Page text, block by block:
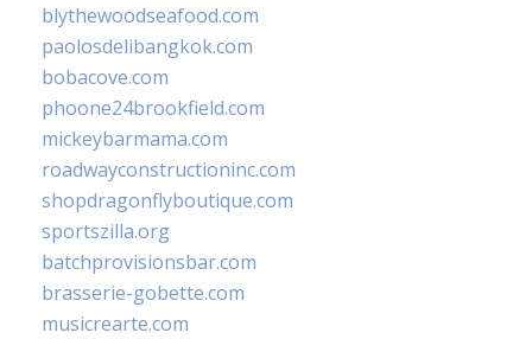
blythewoodseafood.com
paolosdelibangkok.com
bobacove.com
phoone24brookfield.com
mickeybarmama.com
roadwayconstructioninc.com
shopdragonflyboutique.com
sportszilla.org
batchprovisionsbar.com
brasserie-gobette.com
musicrearte.com